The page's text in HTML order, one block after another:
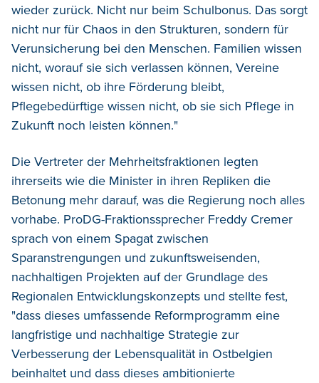
wieder zurück. Nicht nur beim Schulbonus. Das sorgt
nicht nur für Chaos in den Strukturen, sondern für
Verunsicherung bei den Menschen. Familien wissen
nicht, worauf sie sich verlassen können, Vereine
wissen nicht, ob ihre Förderung bleibt,
Pflegebedürftige wissen nicht, ob sie sich Pflege in
Zukunft noch leisten können."
Die Vertreter der Mehrheitsfraktionen legten
ihrerseits wie die Minister in ihren Repliken die
Betonung mehr darauf, was die Regierung noch alles
vorhabe. ProDG-Fraktionssprecher Freddy Cremer
sprach von einem Spagat zwischen
Sparanstrengungen und zukunftsweisenden,
nachhaltigen Projekten auf der Grundlage des
Regionalen Entwicklungskonzepts und stellte fest,
"dass dieses umfassende Reformprogramm eine
langfristige und nachhaltige Strategie zur
Verbesserung der Lebensqualität in Ostbelgien
beinhaltet und dass dieses ambitionierte